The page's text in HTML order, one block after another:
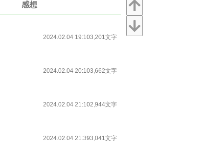
感想
2024.02.04 19:103,201文字
2024.02.04 20:103,662文字
2024.02.04 21:102,944文字
2024.02.04 21:393,041文字